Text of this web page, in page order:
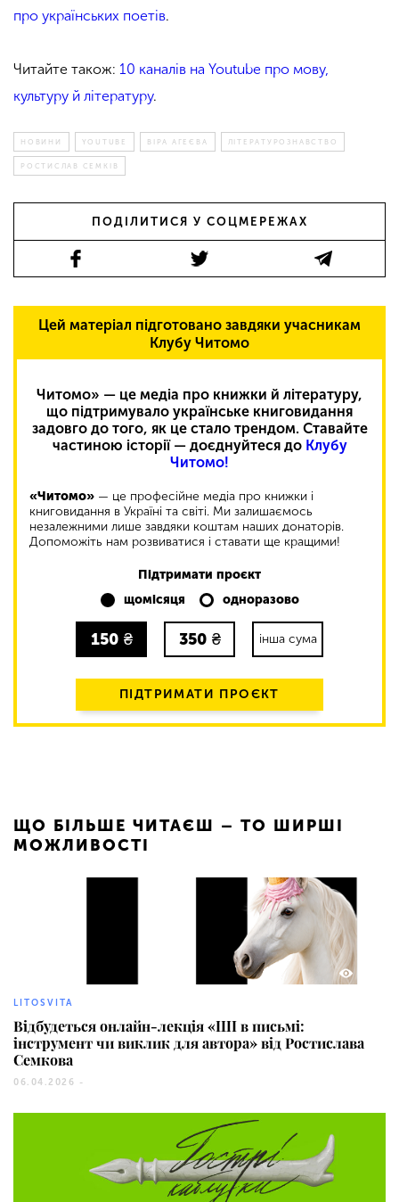
про українських поетів.
Читайте також: 10 каналів на Youtube про мову,
культуру й літературу.
НОВИНИ YOUTUBE ВІРА АГЕЄВА ЛІТЕРАТУРОЗНАВСТВО
РОСТИСЛАВ СЕМКІВ
ПОДІЛИТИСЯ У СОЦМЕРЕЖАХ
Цей матеріал підготовано завдяки учасникам
Клубу Читомо
Читомо» — це медіа про книжки й літературу,
що підтримувало українське книговидання
задовго до того, як це стало трендом. Ставайте
частиною історії — доєднуйтеся до Клубу
Читомо!
«Читомо» — це професійне медіа про книжки і
книговидання в Україні та світі. Ми залишаємось
незалежними лише завдяки коштам наших донаторів.
Допоможіть нам розвиватися і ставати ще кращими!
Підтримати проєкт
щомісяця
одноразово
150 ₴ 350 ₴ інша сума
ПІДТРИМАТИ ПРОЄКТ
ЩО БІЛЬШЕ ЧИТАЄШ – ТО ШИРШІ
МОЖЛИВОСТІ
LITOSVITA
Відбудеться онлайн-лекція «ШІ в письмі:
інструмент чи виклик для автора» від Ростислава
Семкова
06.04.2026 -